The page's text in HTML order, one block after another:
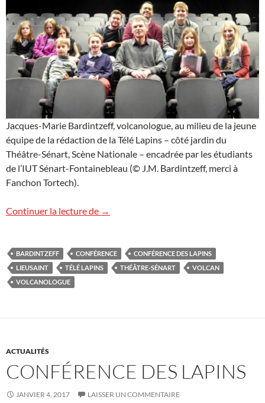
Jacques-Marie Bardintzeff, volcanologue, au milieu de la jeune
équipe de la rédaction de la Télé Lapins – côté jardin du
Théâtre-Sénart, Scène Nationale – encadrée par les étudiants
de l’IUT Sénart-Fontainebleau (© J.M. Bardintzeff, merci à
Fanchon Tortech).
Continuer la lecture de Rédac Lapins
→
BARDINTZEFF CONFÉRENCE
CONFÉRENCE DES LAPINS
LIEUSAINT
TÉLÉ LAPINS THÉÂTRE-SÉNART
VOLCAN
VOLCANOLOGUE
ACTUALITÉS
CONFÉRENCE DES LAPINS
JANVIER 4, 2017 LAISSER UN COMMENTAIRE